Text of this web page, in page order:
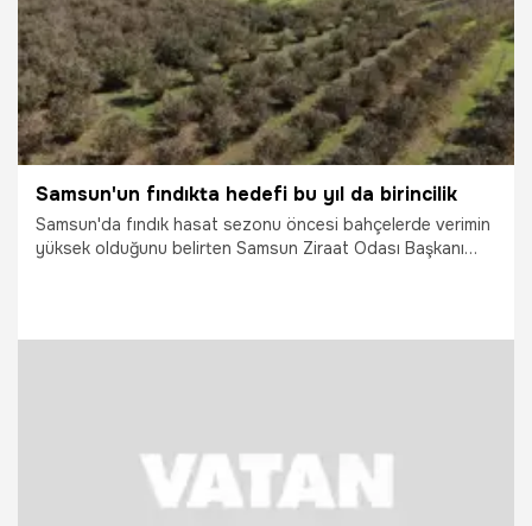
Samsun'un fındıkta hedefi bu yıl da birincilik
Samsun'da fındık hasat sezonu öncesi bahçelerde verimin
yüksek olduğunu belirten Samsun Ziraat Odası Başkanı